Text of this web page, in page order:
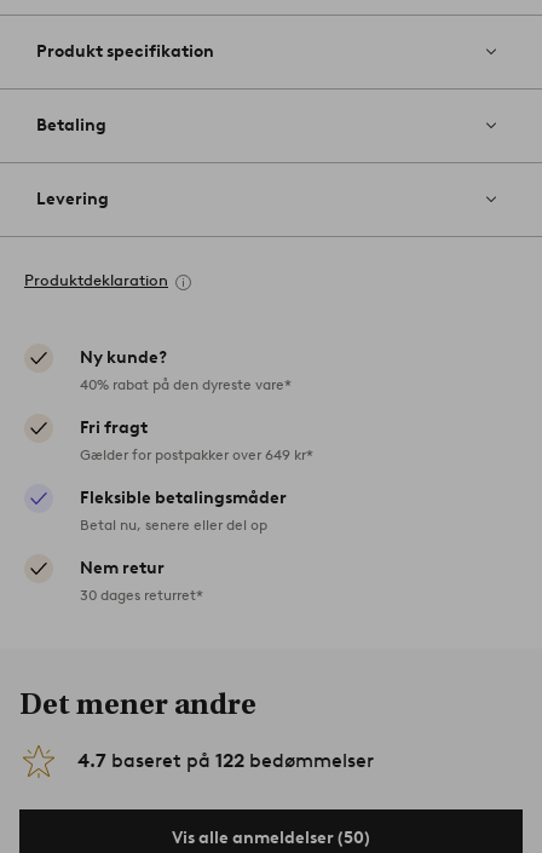
Produkt specifikation
Betaling
Levering
Produktdeklaration
Ny kunde?
40% rabat på den dyreste vare*
Fri fragt
Gælder for postpakker over 649 kr*
Fleksible betalingsmåder
Betal nu, senere eller del op
Nem retur
30 dages returret*
Det mener andre
4.7 baseret på 122 bedømmelser
Vis alle anmeldelser (50)